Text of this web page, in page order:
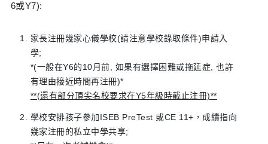
6或Y7):
家長注冊幾家心儀學校(請注意學校錄取條件)申請入
學;
*(一般在Y6的10月前, 如果有選擇困難或拖延症, 也許
有理由接近時間再注冊)*
**(還有部分頂尖名校要求在Y5年級時截止注冊)**
學校安排孩子參加ISEB PreTest 或CE 11+，成績指向
幾家注冊的私立中學共享;